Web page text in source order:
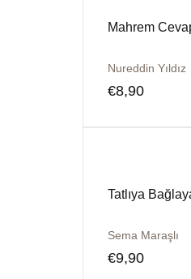
Mahrem
Nureddin Yıldız
€8,90
Tatlıya
Sema Maraşlı
€9,90